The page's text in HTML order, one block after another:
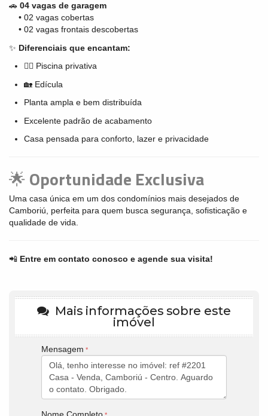
🚗 04 vagas de garagem
• 02 vagas cobertas
• 02 vagas frontais descobertas
✨ Diferenciais que encantam:
🏊‍♂️ Piscina privativa
🏡 Edícula
Planta ampla e bem distribuída
Excelente padrão de acabamento
Casa pensada para conforto, lazer e privacidade
🌟Oportunidade Exclusiva
Uma casa única em um dos condomínios mais desejados de
Camboriú, perfeita para quem busca segurança, sofisticação e
qualidade de vida.
📲 Entre em contato conosco e agende sua visita!
Mais informações sobre este
imóvel
Mensagem
Nome Completo